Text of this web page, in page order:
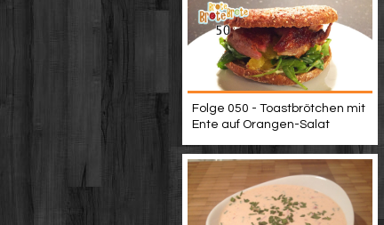
Folge 050 - Toastbrötchen mit
Ente auf Orangen-Salat